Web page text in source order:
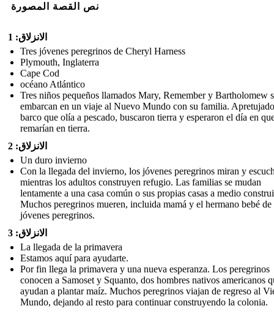
نص القصة المصورة
الانزلاق: 1
Tres jóvenes peregrinos de Cheryl Harness
Plymouth, Inglaterra
Cape Cod
océano Atlántico
Tres niños pequeños llamados Mary, Remember y Bartholomew
embarcan en un viaje al Nuevo Mundo con su familia.
barco que olía a pescado, buscaron tierra y esperaron el día en
remarían en tierra.
الانزلاق: 2
Un duro invierno
Con la llegada del invierno, los jóvenes peregrinos miran y
mientras los adultos construyen refugio. Las familias se mudan
lentamente a una casa común o sus propias casas a medio
Muchos peregrinos mueren, incluida mamá y el hermano bebé de
jóvenes peregrinos.
الانزلاق: 3
La llegada de la primavera
Estamos aquí para ayudarte.
Por fin llega la primavera y una nueva esperanza. Los peregrinos
conocen a Samoset y Squanto, dos hombres nativos americanos
ayudan a plantar maíz. Muchos peregrinos viajan de regreso al
Mundo, dejando al resto para continuar construyendo la colonia.